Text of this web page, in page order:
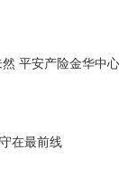
平安产险金华中
在最前线